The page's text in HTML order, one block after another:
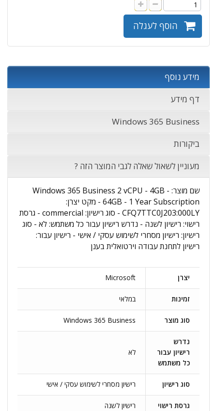
הוסף לעגלה
מידע נוסף
דף מידע
Windows 365 Business
ביקורות
מעוניין לשאול שאלה לגבי המוצר הזה ?
שם מוצר: Windows 365 Business 2 vCPU - 4GB -
64GB - 1 Year Subscription - מקט יצרן:
CFQ7TTC0J203:000LY - סוג רישיון: commercial - גרסת
רישוי: רישיון לשנה - נדרש רישיון עבור כל משתמש: לא - סוג
רישיון: רישיון מסחרי לשימוש עסקי / אישי - רישיון עבור:
רישיון לתחנת עבודה וירטואלית בענן
יצרן Microsoft
זמינות במלאי
סוג מוצר Windows 365 Business
נדרש
רישיון עבור
כל משתמש
לא
סוג רישיון רישיון מסחרי לשימוש עסקי / אישי
גרסת רישוי רישיון לשנה